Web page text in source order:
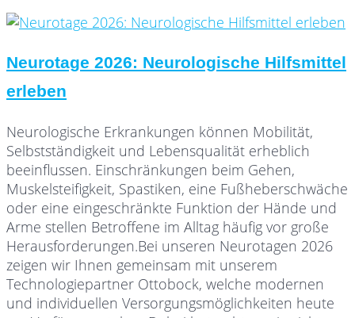
Neurotage 2026: Neurologische Hilfsmittel
erleben
Neurologische Erkrankungen können Mobilität,
Selbstständigkeit und Lebensqualität erheblich
beeinflussen. Einschränkungen beim Gehen,
Muskelsteifigkeit, Spastiken, eine Fußheberschwäche
oder eine eingeschränkte Funktion der Hände und
Arme stellen Betroffene im Alltag häufig vor große
Herausforderungen.Bei unseren Neurotagen 2026
zeigen wir Ihnen gemeinsam mit unserem
Technologiepartner Ottobock, welche modernen
und individuellen Versorgungsmöglichkeiten heute